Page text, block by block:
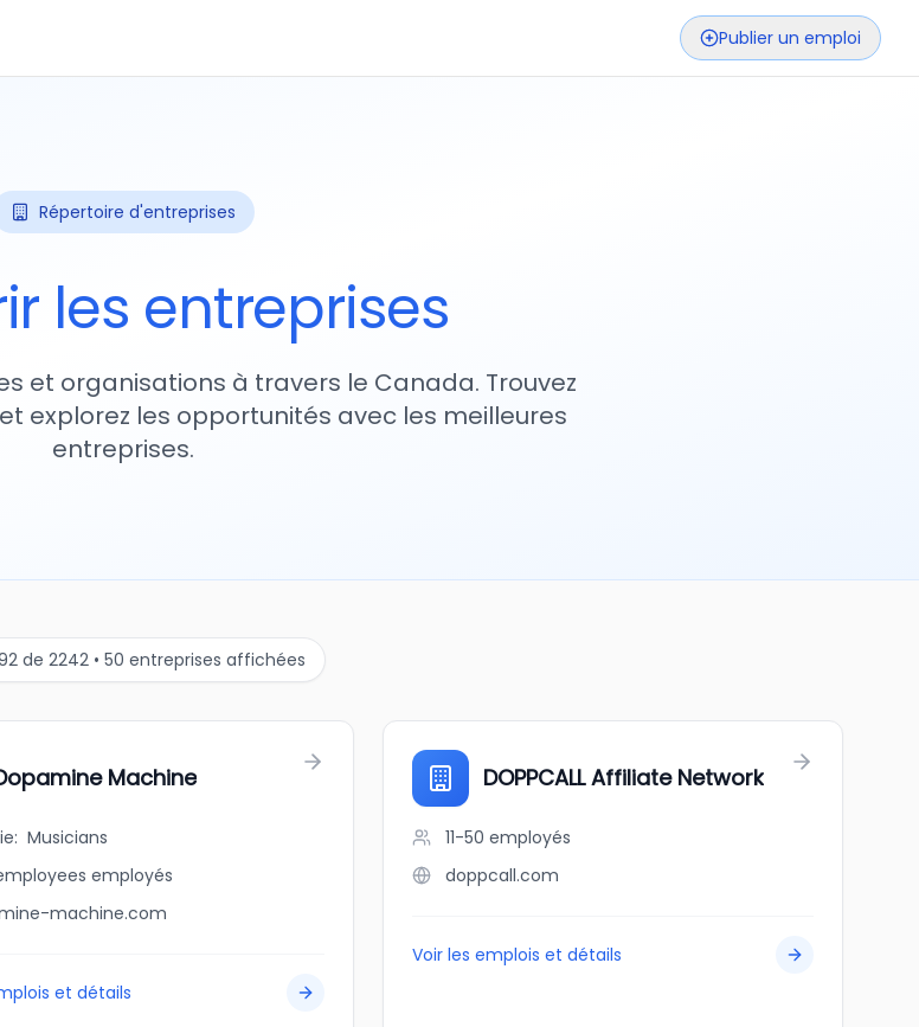
Publier un emploi
Répertoire d'entreprises
les entreprises
et organisations à travers le Canada. Trouvez
explorez les opportunités avec les meilleures
entreprises.
de 2242 • 50 entreprises affichées
Machine
: Musicians
employés
machine.com
et détails
DOPPCALL Affiliate Network
11-50 employés
doppcall.com
Voir les emplois et détails